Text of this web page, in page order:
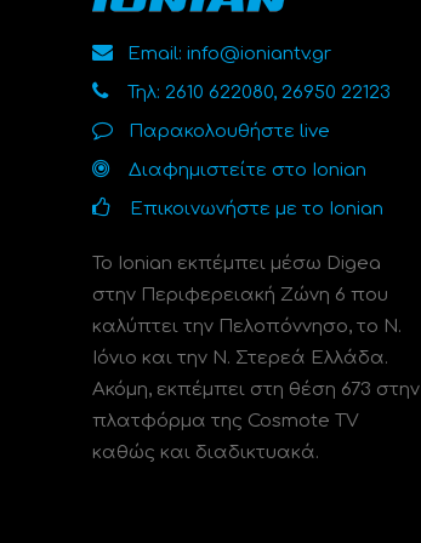
Email: info@ioniantv.gr
Τηλ: 2610 622080, 26950 22123
Παρακολουθήστε live
Διαφημιστείτε στο Ionian
Επικοινωνήστε με το Ionian
Το Ionian εκπέμπει μέσω Digea
στην Περιφερειακή Ζώνη 6 που
καλύπτει την Πελοπόννησο, το N.
Ιόνιο και την Ν. Στερεά Ελλάδα.
Ακόμη, εκπέμπει στη θέση 673 στην
πλατφόρμα της Cosmote TV
καθώς και διαδικτυακά.